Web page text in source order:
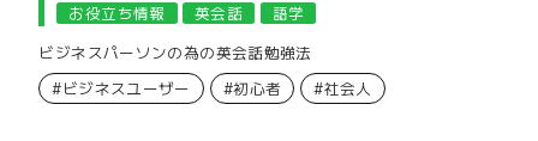
お役立ち情報 英会話
語学
ビジネスパーソンの為の英会話勉強法
#ビジネスユーザー
#初心者 #社会人